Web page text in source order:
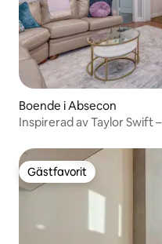
Boende i Absecon
Inspirerad av Taylor Swift
Gästfavorit
Gästfavorit